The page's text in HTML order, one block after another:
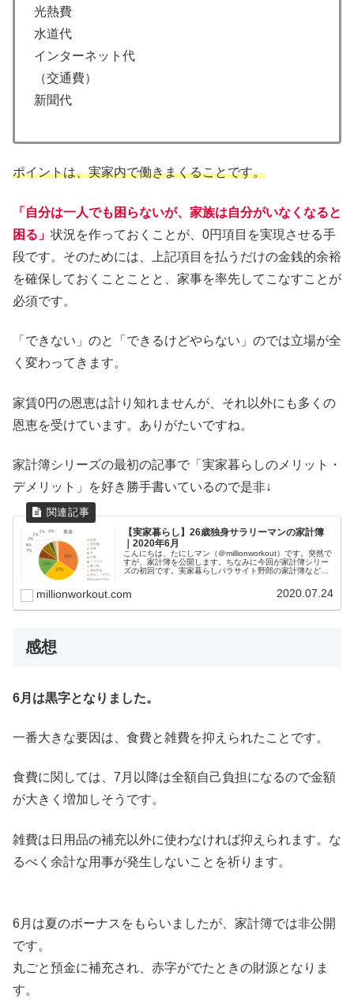
光熱費
水道代
インターネット代
（交通費）
新聞代
ポイントは、実家内で働きまくることです。
「自分は一人でも困らないが、家族は自分がいなくなると
困る」 状況を作っておくことが、0円項目を実現させる手
段です。そのためには、上記項目を払うだけの金銭的余裕
を確保しておくことことと、家事を率先してこなすことが
必須です。
「できない」のと「できるけどやらない」のでは立場が全
く変わってきます。
家賃0円の恩恵は計り知れませんが、それ以外にも多くの
恩恵を受けています。ありがたいですね。
家計簿シリーズの最初の記事で「実家暮らしのメリット・
デメリット」を好き勝手書いているので是非↓
【実家暮らし】26歳独身サラリーマンの家計簿
｜2020年6月
こんにちは、たにしマン（＠millionworkout）です。突然で
すが、家計簿を公開します。ちなみに今回が家計簿シリー
ズの初回です。実家暮らしパラサイト野郎の家計簿など、
millionworkout.com 2020.07.24
感想
6月は黒字となりました。
一番大きな要因は、食費と雑費を抑えられたことです。
食費に関しては、7月以降は全額自己負担になるので金額
が大きく増加しそうです。
雑費は日用品の補充以外に使わなければ抑えられます。な
るべく余計な用事が発生しないことを祈ります。
6月は夏のボーナスをもらいましたが、家計簿では非公開
です。
丸ごと預金に補充され、赤字がでたときの財源となりま
す。